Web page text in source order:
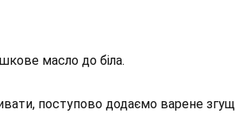
масло до біла.
поступово додаємо варене